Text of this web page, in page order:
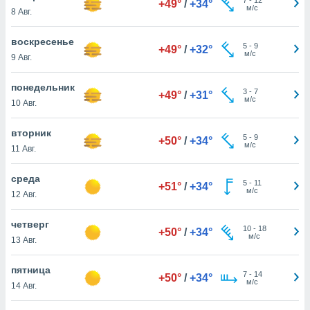
действия
рекламу
нашей
cookie
cookie
в
нашего
8 Авг.
+49° / +34°
м/с
воскресенье
9 Авг.
+49° / +32° 5- 9
м/с
понедельник
10 Авг.
+49° / +31° 3- 7
м/с
вторник
11 Авг.
+50° / +34° 5- 9
м/с
среда
12 Авг.
+51° / +34° 5- 11
м/с
четверг
13 Авг.
+50° / +34° 10- 18
м/с
пятница
14 Авг.
+50° / +34° 7- 14
м/с